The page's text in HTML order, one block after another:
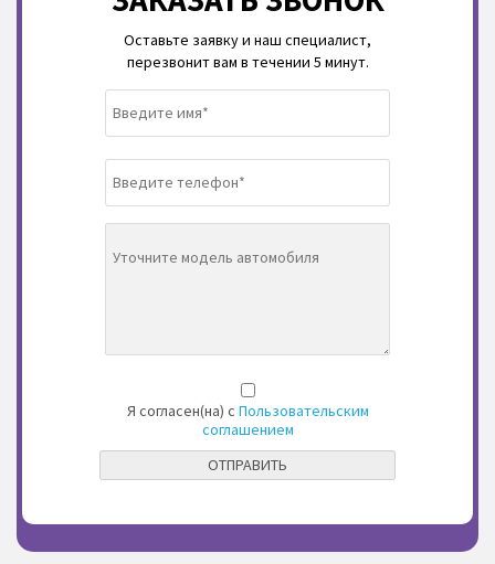
Оставьте заявку и наш специалист,
перезвонит вам в течении 5 минут.
Я согласен(на) с Пользовательским
соглашением